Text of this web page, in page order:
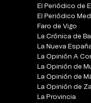
El Periódico de
El Periódico
Faro de Vigo
La Crónica de
La Nueva
La Opinión A
La Opinión de
La Opinión de
La Opinión de
La Provincia